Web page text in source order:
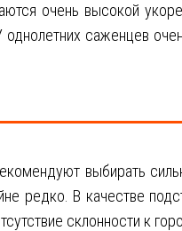
очень высокой
однолетних саженцев
выбирать
редко. В качестве
склонности к